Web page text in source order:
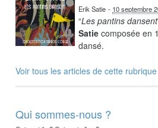
Erik Satie - 10 septembre
“Les pantins dansent
Satie composée en
dansé.
Voir tous les articles de cette rubrique
Qui sommes-nous ?